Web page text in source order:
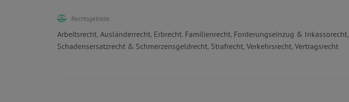
Rechtsgebiete:
Arbeitsrecht, Ausländerrecht, Erbrecht, Familienrecht, Forderungseinzug & Inkassorecht,
Schadensersatzrecht & Schmerzensgeldrecht, Strafrecht, Verkehrsrecht, Vertragsrecht